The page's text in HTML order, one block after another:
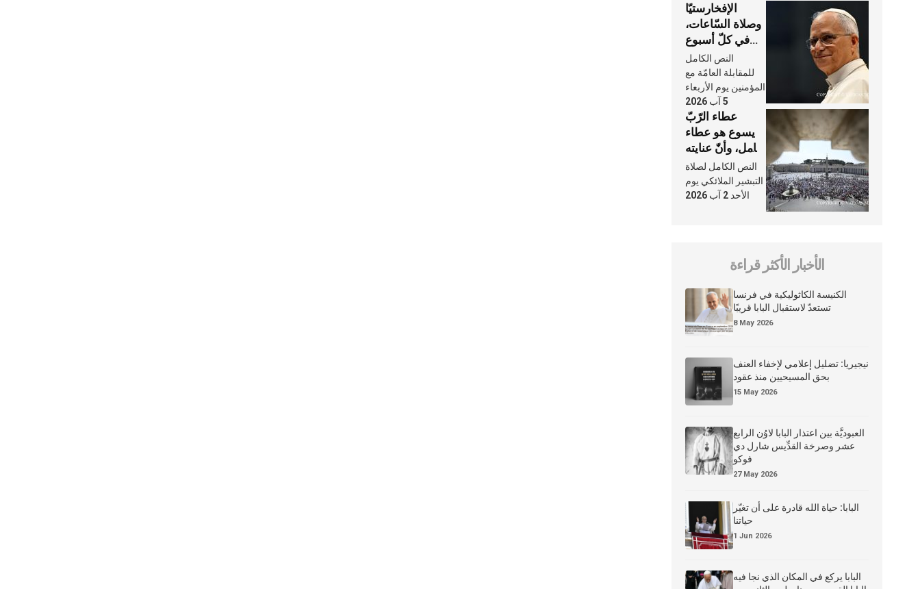
الإفخارستيّا
وصلاة السّاعات،
في كلّ أسبوع
وكلّ يوم، هما
النَّفَس في حياة
الكنيسة
النص الكامل
للمقابلة العامّة مع
المؤمنين يوم الأربعاء
5 آب 2026
عطاء الرّبّ
يسوع هو عطاء
شامل، وأنّ عنايته
بنا لا تغيب عنّا
أبدًا
النص الكامل لصلاة
التبشير الملائكي يوم
الأحد 2 آب 2026
الأخبار الأكثر قراءة
الكنيسة الكاثوليكية في فرنسا
تستعدّ لاستقبال البابا قريبًا
8 May 2026
نيجيريا: تضليل إعلامي لإخفاء العنف
بحق المسيحيين منذ عقود
15 May 2026
العبوديَّة بين اعتذار البابا لاوُن الرابع
عشر وصرخة القدِّيس شارل دي
فوكو
27 May 2026
البابا: حياة الله قادرة على أن تغيّر
حياتنا
1 Jun 2026
البابا يركع في المكان الذي نجا فيه